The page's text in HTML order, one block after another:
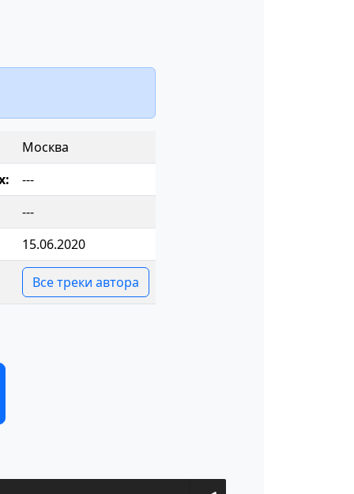
Москва
---
---
15.06.2020
Все треки автора